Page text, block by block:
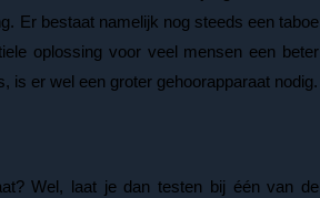
Er bestaat namelijk nog steeds een taboe
oplossing voor veel mensen een beter
is er wel een groter gehoorapparaat nodig.
Wel, laat je dan testen bij één van de